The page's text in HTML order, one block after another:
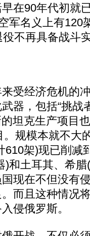
在90年代初就
军名义上有120
不再具备战斗
经济危机的
器，包括“挑战
的坦克生产项目
规模本就不大
610架)现已削减
)和土耳其、希
现在不但没有
而且这种情况
侵俄罗斯。